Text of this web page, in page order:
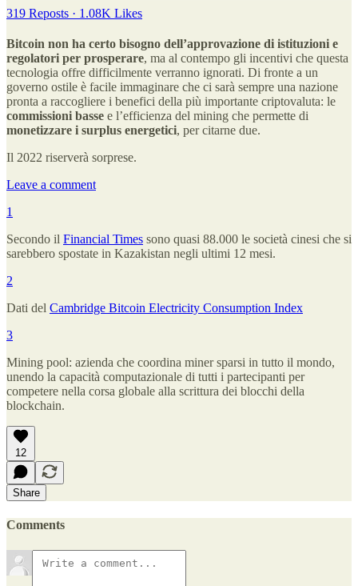
319 Reposts · 1.08K Likes
Bitcoin non ha certo bisogno dell’approvazione di istituzioni e
regolatori per prosperare, ma al contempo gli incentivi che questa
tecnologia offre difficilmente verranno ignorati. Di fronte a un
governo ostile è facile immaginare che ci sarà sempre una nazione
pronta a raccogliere i benefici della più importante criptovaluta: le
commissioni basse e l’efficienza del mining che permette di
monetizzare i surplus energetici, per citarne due.
Il 2022 riserverà sorprese.
Leave a comment
1
Secondo il Financial Times sono quasi 88.000 le società cinesi che si
sarebbero spostate in Kazakistan negli ultimi 12 mesi.
2
Dati del Cambridge Bitcoin Electricity Consumption Index
3
Mining pool: azienda che coordina miner sparsi in tutto il mondo,
unendo la capacità computazionale di tutti i partecipanti per
competere nella corsa globale alla scrittura dei blocchi della
blockchain.
12
Share
Comments